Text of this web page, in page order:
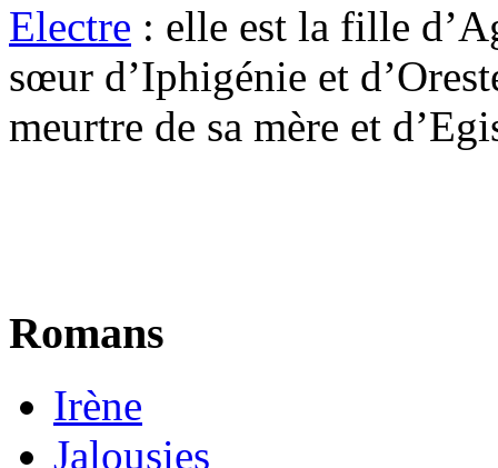
Electre : elle est la fille
sœur d’Iphigénie et
meurtre de sa mère et
Romans
Irène
Jalousies